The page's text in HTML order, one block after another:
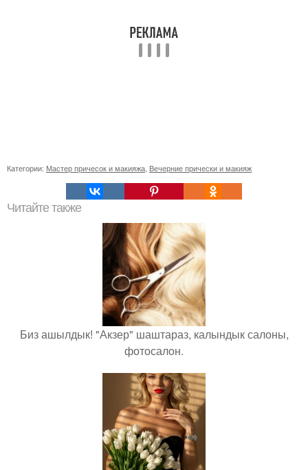
Категории: Мастер причесок и макияжа Вечерние прически и макияж
Читайте также
Биз ашылдык! "Акзер" шаштараз, калындык салоны,
фотосалон.